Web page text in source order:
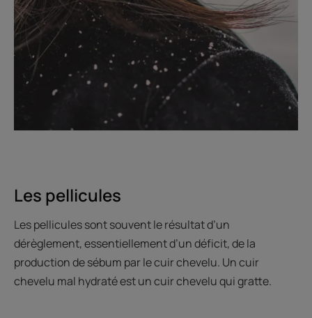
Les pellicules
Les pellicules sont souvent le résultat d’un
dérèglement, essentiellement d’un déficit, de la
production de sébum par le cuir chevelu. Un cuir
chevelu mal hydraté est un cuir chevelu qui gratte.